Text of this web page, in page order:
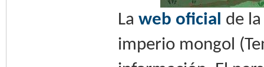
Laweb oficial de
imperio mongol